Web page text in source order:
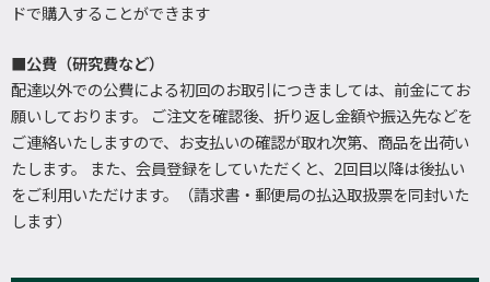
ドで購入することができます
■公費（研究費など）
配達以外での公費による初回のお取引につきましては、前金にてお
願いしております。 ご注文を確認後、折り返し金額や振込先などを
ご連絡いたしますので、お支払いの確認が取れ次第、商品を出荷い
たします。 また、会員登録をしていただくと、2回目以降は後払い
をご利用いただけます。（請求書・郵便局の払込取扱票を同封いた
します）